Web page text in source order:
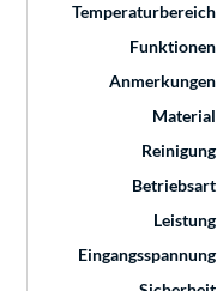
Temperaturbereich
Funktionen
Anmerkungen
Material
Reinigung
Betriebsart
Leistung
Eingangsspannung